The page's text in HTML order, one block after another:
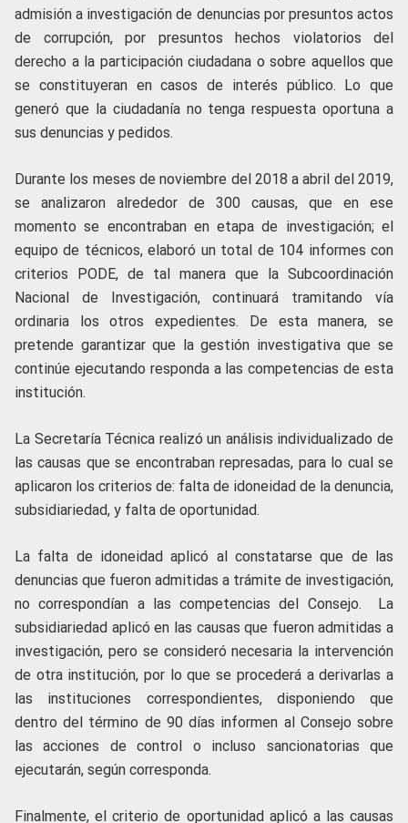
admisión a investigación de denuncias por presuntos actos
de corrupción, por presuntos hechos violatorios del
derecho a la participación ciudadana o sobre aquellos que
se constituyeran en casos de interés público. Lo que
generó que la ciudadanía no tenga respuesta oportuna a
sus denuncias y pedidos.
Durante los meses de noviembre del 2018 a abril del 2019,
se analizaron alrededor de 300 causas, que en ese
momento se encontraban en etapa de investigación; el
equipo de técnicos, elaboró un total de 104 informes con
criterios PODE, de tal manera que la Subcoordinación
Nacional de Investigación, continuará tramitando vía
ordinaria los otros expedientes. De esta manera, se
pretende garantizar que la gestión investigativa que se
continúe ejecutando responda a las competencias de esta
institución.
La Secretaría Técnica realizó un análisis individualizado de
las causas que se encontraban represadas, para lo cual se
aplicaron los criterios de: falta de idoneidad de la denuncia,
subsidiariedad, y falta de oportunidad.
La falta de idoneidad aplicó al constatarse que de las
denuncias que fueron admitidas a trámite de investigación,
no correspondían a las competencias del Consejo. La
subsidiariedad aplicó en las causas que fueron admitidas a
investigación, pero se consideró necesaria la intervención
de otra institución, por lo que se procederá a derivarlas a
las instituciones correspondientes, disponiendo que
dentro del término de 90 días informen al Consejo sobre
las acciones de control o incluso sancionatorias que
ejecutarán, según corresponda.
Finalmente, el criterio de oportunidad aplicó a las causas